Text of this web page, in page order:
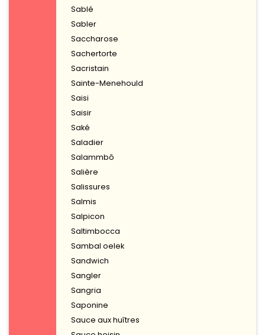
Sablé
Sabler
Saccharose
Sachertorte
Sacristain
Sainte-Menehould
Saisi
Saisir
Saké
Saladier
Salammbô
Salière
Salissures
Salmis
Salpicon
Saltimbocca
Sambal oelek
Sandwich
Sangler
Sangria
Saponine
Sauce aux huîtres